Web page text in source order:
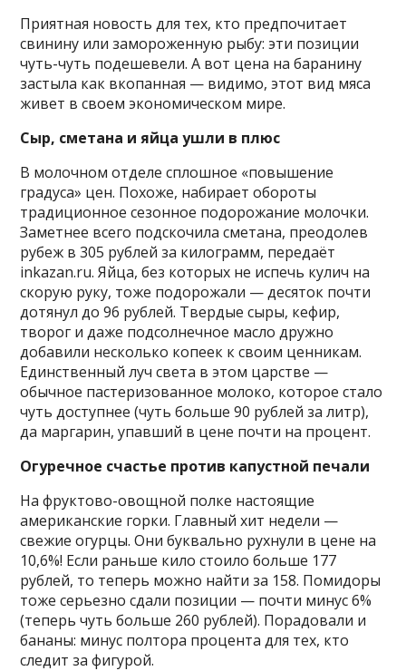
Приятная новость для тех, кто предпочитает
свинину или замороженную рыбу: эти позиции
чуть-чуть подешевели. А вот цена на баранину
застыла как вкопанная — видимо, этот вид мяса
живет в своем экономическом мире.
Сыр, сметана и яйца ушли в плюс
В молочном отделе сплошное «повышение
градуса» цен. Похоже, набирает обороты
традиционное сезонное подорожание молочки.
Заметнее всего подскочила сметана, преодолев
рубеж в 305 рублей за килограмм, передаёт
inkazan.ru. Яйца, без которых не испечь кулич на
скорую руку, тоже подорожали — десяток почти
дотянул до 96 рублей. Твердые сыры, кефир,
творог и даже подсолнечное масло дружно
добавили несколько копеек к своим ценникам.
Единственный луч света в этом царстве —
обычное пастеризованное молоко, которое стало
чуть доступнее (чуть больше 90 рублей за литр),
да маргарин, упавший в цене почти на процент.
Огуречное счастье против капустной печали
На фруктово-овощной полке настоящие
американские горки. Главный хит недели —
свежие огурцы. Они буквально рухнули в цене на
10,6%! Если раньше кило стоило больше 177
рублей, то теперь можно найти за 158. Помидоры
тоже серьезно сдали позиции — почти минус 6%
(теперь чуть больше 260 рублей). Порадовали и
бананы: минус полтора процента для тех, кто
следит за фигурой.